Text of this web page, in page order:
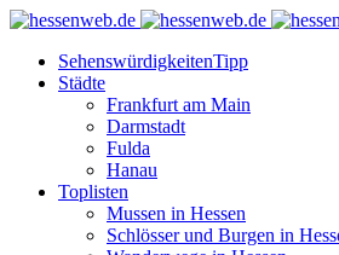
SehenswürdigkeitenTipp
Städte
Frankfurt am Main
Darmstadt
Fulda
Hanau
Toplisten
Mussen in Hessen
Schlösser und Burgen in